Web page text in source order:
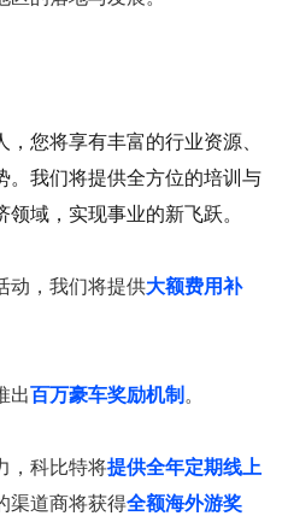
，您将享有丰富的行业资源、
我们将提供全方位的培训与
领域，实现事业的新飞跃。
动，我们将提供大额费用补
出百万豪车奖励机制 。
，科比特将提供全年定期线上
渠道商将获得全额海外游奖